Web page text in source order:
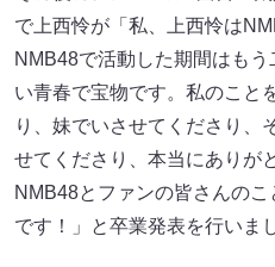
で上西怜が「私、上西怜は
NMB48で活動した期間はも
い青春で宝物です。私のこと
り、妹でいさせてくださり、
せてくださり、本当にありが
NMB48とファンの皆さんの
です！」と卒業発表を行いま